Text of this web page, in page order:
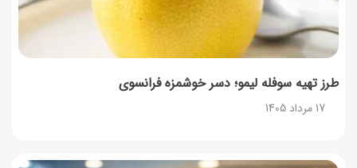
طرز تهیه سوفله لیمو؛ دسر خوشمزه فرانسوی
17 مرداد 1405